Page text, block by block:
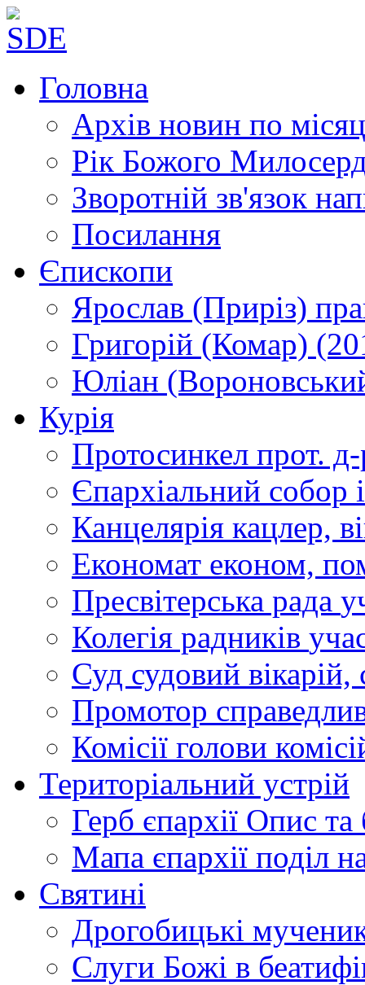
Головна
Архів новин по
Рік Божого
Зворотній зв'язок
Посилання
Єпископи
Ярослав (Приріз)
Григорій (Комар)
Юліан
Курія
Протосинкел прот.
Єпархіальний собор
Канцелярія кацлер,
Економат економ,
Пресвітерська рада
Колегія радників
Суд судовий вікарій,
Промотор
Комісії голови
Територіальний устрій
Герб єпархії Опис та
Мапа єпархії поділ
Святині
Дрогобицькі
Слуги Божі в